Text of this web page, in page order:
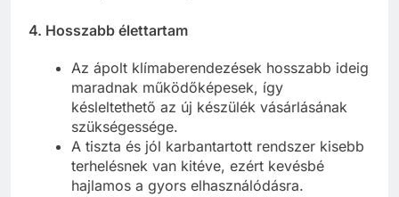
4. Hosszabb élettartam
Az ápolt klímaberendezések hosszabb ideig
maradnak működőképesek, így
késleltethető az új készülék vásárlásának
szükségessége.
A tiszta és jól karbantartott rendszer kisebb
terhelésnek van kitéve, ezért kevésbé
hajlamos a gyors elhasználódásra.